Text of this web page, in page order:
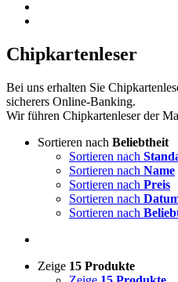
Chipkartenleser
Bei uns erhalten Sie
sicherers Online-Banking.
Wir führen Chipkartenleser der
Sortieren nach Beliebtheit
Sortieren nach
Sortieren nach Name
Sortieren nach Preis
Sortieren nach
Sortieren nach
Zeige 15 Produkte